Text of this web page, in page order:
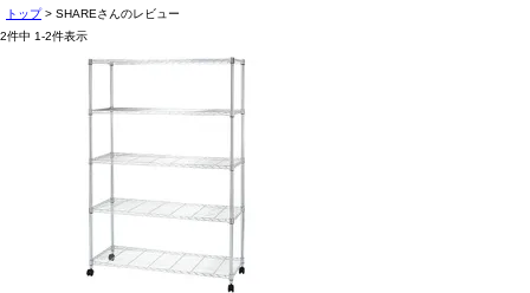
トップ
SHAREさんのレビュー
2件中 1-2件表示